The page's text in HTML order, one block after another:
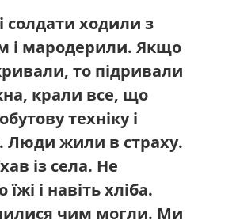
солдати ходили з
і мародерили. Якщо
то підривали
крали все, що
техніку і
Люди жили в страху.
із села. Не
і навіть хліба.
чим могли. Ми